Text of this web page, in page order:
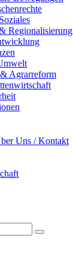
Regionalisierung
Agrarreform
Uns / Kontakt